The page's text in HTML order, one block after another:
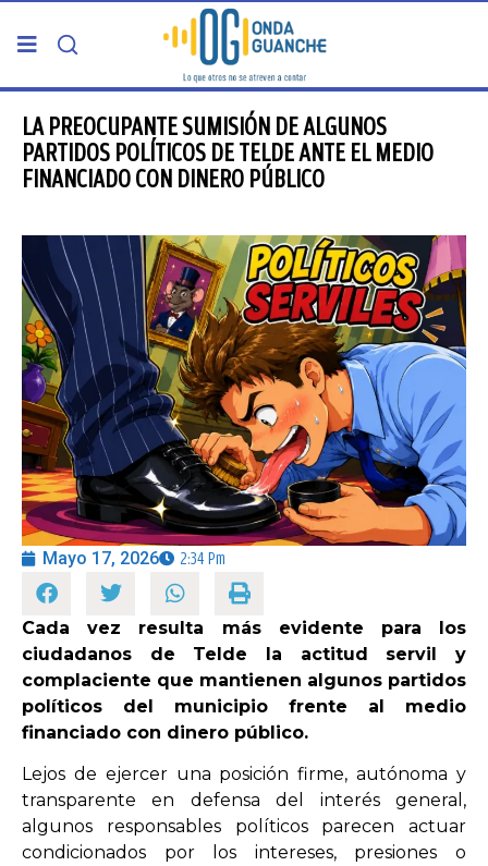
PORTADA
TELDE
GRAN CANARIA
CANARIAS
5ª COLUMNA
CARTAS DEL DIRECTOR
ENTREVISTAS
OPINIÓN
PROGRAMAS
LA PREOCUPANTE SUMISIÓN DE ALGUNOS
PARTIDOS POLÍTICOS DE TELDE ANTE EL MEDIO
FINANCIADO CON DINERO PÚBLICO
Mayo 17, 2026 2:34 Pm
Cada vez resulta más evidente para los
ciudadanos de Telde la actitud servil y
complaciente que mantienen algunos partidos
políticos del municipio frente al medio
financiado con dinero público.
Lejos de ejercer una posición firme, autónoma y
transparente en defensa del interés general,
algunos responsables políticos parecen actuar
condicionados por los intereses, presiones o